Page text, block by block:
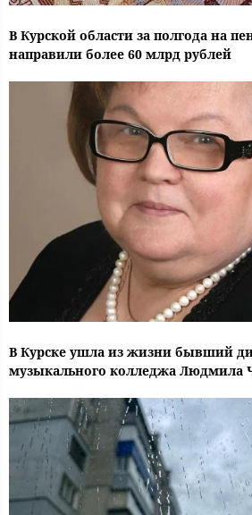
В Курской области за полгода на
направили более 60 млрд рублей
В Курске ушла из жизни бывший
музыкального колледжа Людмила